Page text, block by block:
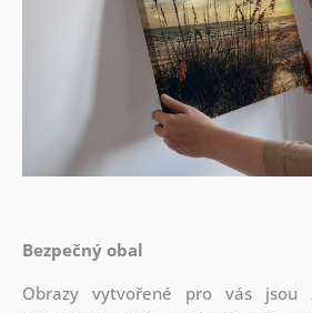
Bezpečný obal
Obrazy vytvořené pro vás jsou